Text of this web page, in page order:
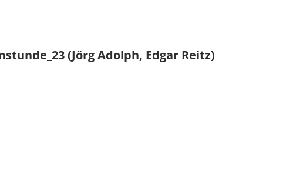
(Jörg Adolph, Edgar Reitz)